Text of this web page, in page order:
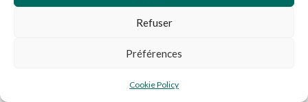
Refuser
Préférences
Cookie Policy
société. À l'École, des comportements de violence surgissent
dès l'enseignement maternel. Que faire ? Quelles réponses [...]